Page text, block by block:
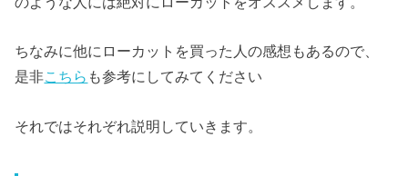
ちなみに他にローカットを買った人の感想もあるので、
是非こちら も参考にしてみてください
それではそれぞれ説明していきます。